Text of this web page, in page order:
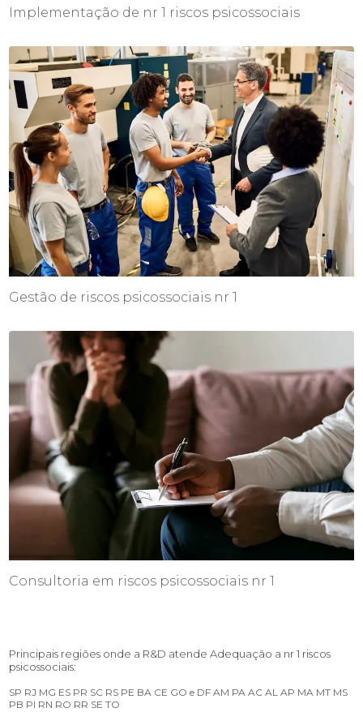
Implementação de nr 1 riscos psicossociais
Gestão de riscos psicossociais nr 1
Consultoria em riscos psicossociais nr 1
Principais regiões onde a R&D atende Adequação a nr 1 riscos
psicossociais:
SP RJ MG ES PR SC RS PE BA CE GO e DF AM PA AC AL AP MA MT MS
PB PI RN RO RR SE TO